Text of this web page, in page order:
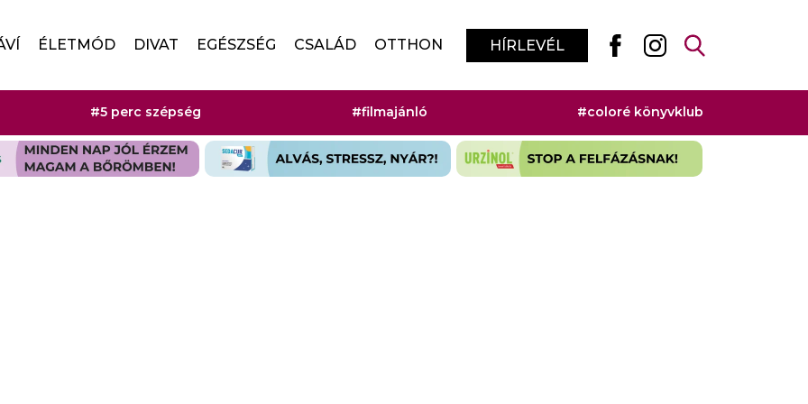
ÉLETMÓD DIVAT EGÉSZSÉG CSALÁD OTTHON HÍRLEVÉL
#5 perc szépség #filmajánló #coloré könyvklub